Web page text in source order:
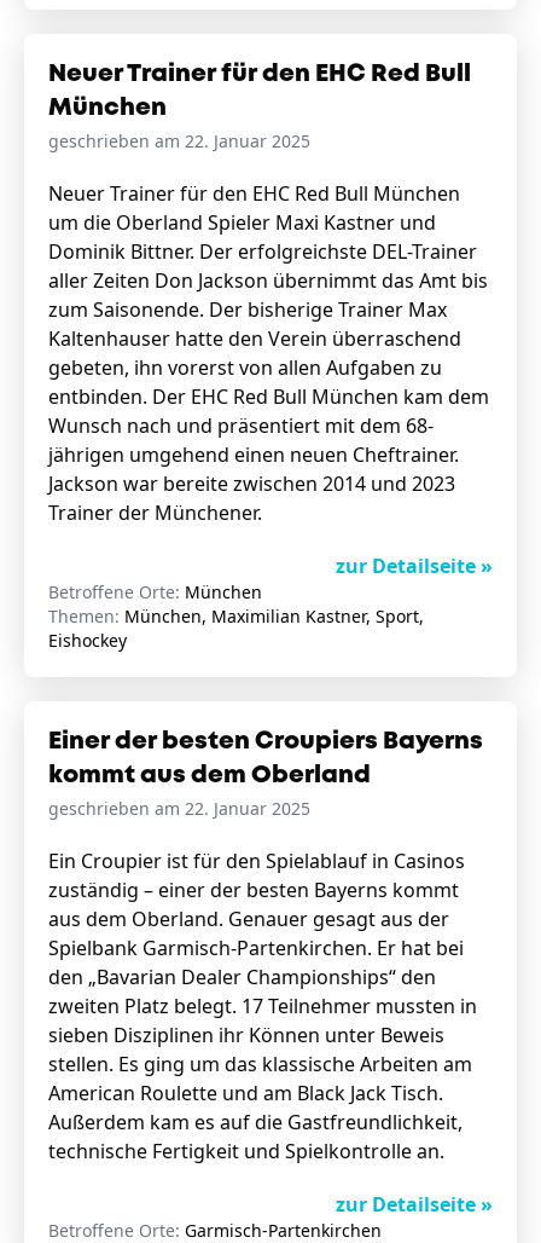
Neuer Trainer für den EHC Red Bull
München
geschrieben am 22. Januar 2025
Neuer Trainer für den EHC Red Bull München
um die Oberland Spieler Maxi Kastner und
Dominik Bittner. Der erfolgreichste DEL-Trainer
aller Zeiten Don Jackson übernimmt das Amt bis
zum Saisonende. Der bisherige Trainer Max
Kaltenhauser hatte den Verein überraschend
gebeten, ihn vorerst von allen Aufgaben zu
entbinden. Der EHC Red Bull München kam dem
Wunsch nach und präsentiert mit dem 68-
jährigen umgehend einen neuen Cheftrainer.
Jackson war bereite zwischen 2014 und 2023
Trainer der Münchener.
zur Detailseite »
Betroffene Orte: München
Themen: München, Maximilian Kastner, Sport,
Eishockey
Einer der besten Croupiers Bayerns
kommt aus dem Oberland
geschrieben am 22. Januar 2025
Ein Croupier ist für den Spielablauf in Casinos
zuständig – einer der besten Bayerns kommt
aus dem Oberland. Genauer gesagt aus der
Spielbank Garmisch-Partenkirchen. Er hat bei
den „Bavarian Dealer Championships“ den
zweiten Platz belegt. 17 Teilnehmer mussten in
sieben Disziplinen ihr Können unter Beweis
stellen. Es ging um das klassische Arbeiten am
American Roulette und am Black Jack Tisch.
Außerdem kam es auf die Gastfreundlichkeit,
technische Fertigkeit und Spielkontrolle an.
zur Detailseite »
Betroffene Orte: Garmisch-Partenkirchen